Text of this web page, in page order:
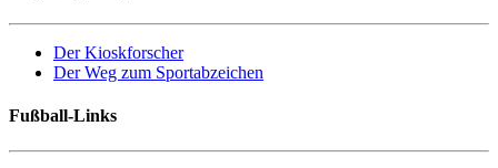
Der Kioskforscher
Der Weg zum Sportabzeichen
Fußball-Links